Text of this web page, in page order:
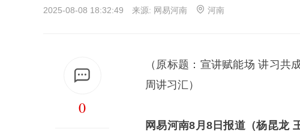
2025-08-08 18:32:49 来源: 网易河南 河南
0
（原标题：宣讲赋能场 讲习共
周讲习汇）
网易河南8月8日报道（杨昆龙